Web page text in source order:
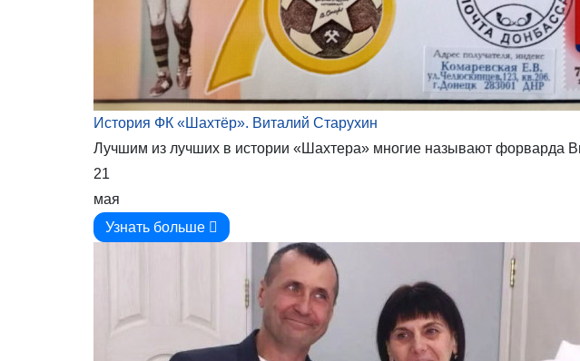
История ФК «Шахтёр». Виталий Старухин
Лучшим из лучших в истории «Шахтера» многие называют форварда
21
мая
Узнать больше